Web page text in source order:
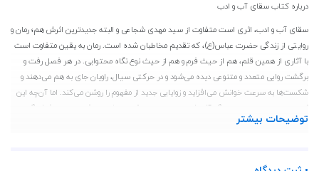
درباره کتاب سقای آب و ادب
سقای آب و ادب، اثری است متفاوت از سید مهدی شجاعی و البته جدیدترین اثرش هم؛ رمان و
روایتی از زندگی حضرت عباس(ع)، که تقدیم مخاطبان شده است. رمان به یقین متفاوت است
با آثاری از همین قلم، هم از حیث فرم و هم از حیث نوع نگاه محتوایی. در هر فصل رفت و
برگشت روایی متعدد و متنوعی دیده می‌شود و در حرکتی سیال، راویان جای به هم می‌دهند و
شکست‌ها به سرعت خوانش می‌افزاید و زوایایی جدید از مفهوم را روشن می‌کند. اما آن‌چه این
کتاب را از حیث محتوا با دیگر آثار شجاعی متمایز می‌کند، بیشتر در فصل عباسِ فرشتگان به
چشم می‌آید.
می‌پردازد و از زوایای مختلف به بررسی ابعاد وجودی ایشان و نقش ایشان در واقعه عاشورا
توضیحات بیشتر